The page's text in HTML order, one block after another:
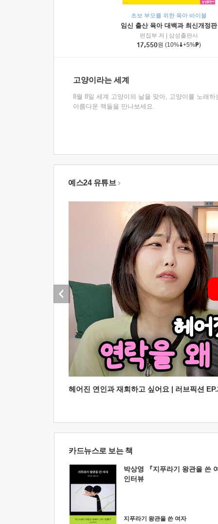
초보 부모를 위한 육아 바이블
임신 출산 육아 대백과 최신개정판
편집부 저
삼성출판사
17,550원 (10% +5% )
고양이라는 세계
8월 8일 세계 고양이의 날을 맞아, 고양이를 노래하
아름다운 책들을 만나보세요.
예스24 유튜브
헤어진 연인과 재회하고 싶어요 | 러브픽션
카드뉴스로 보는 책
박상영 『지푸라기 왕관을 쓴
인터뷰
지푸라기 왕관을 쓴 여자